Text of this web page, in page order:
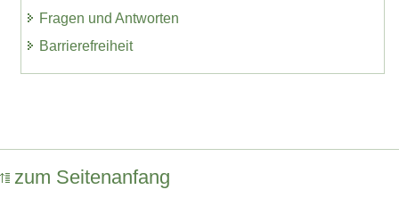
Fragen und Antworten
Barrierefreiheit
zum Seitenanfang